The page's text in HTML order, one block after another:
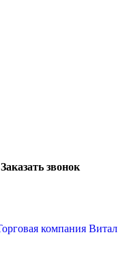
Заказать звонок